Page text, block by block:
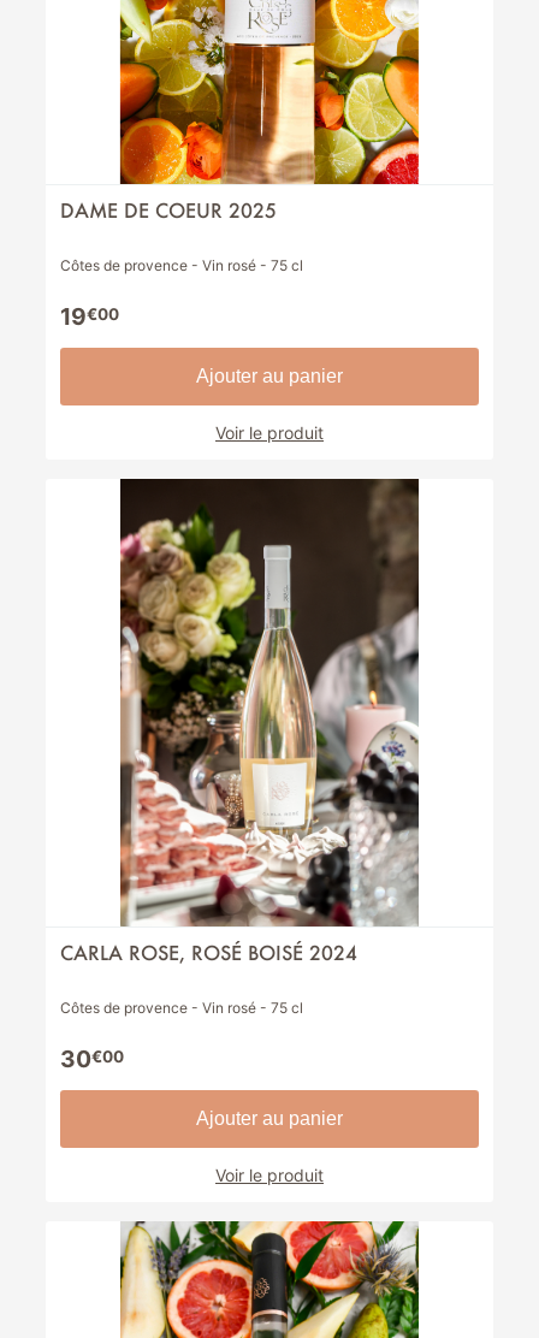
DAME DE COEUR 2025
Côtes de provence - Vin rosé - 75 cl
19€00
Ajouter au panier
Voir le produit
CARLA ROSE, ROSÉ BOISÉ 2024
Côtes de provence - Vin rosé - 75 cl
30€00
Ajouter au panier
Voir le produit